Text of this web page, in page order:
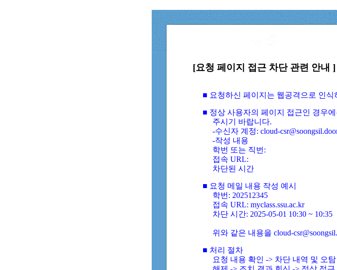
[요청 페이지 접근 차단 관련 안내 ]
■ 요청하신 페이지는 웹공격으로 인
■ 정상 사용자의 페이지 접근인 경우
주시기 바랍니다.
-수신자 계정: cloud-
-작성 내용
학번 또는 직번:
접속 URL:
차단된 시간
■ 요청 메일 내용 작성 예시
학번: 202512345
접속 URL: myclass.ssu.ac.kr
차단 시간: 2025-05-01 10:30 ~ 10:35
위와 같은 내용을 cloud-
■ 처리 절차
요청 내용 확인 -> 차단 내역 및 오